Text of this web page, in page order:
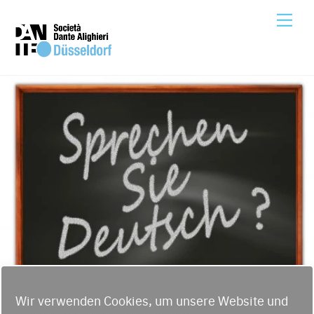
Wir verwenden Cookies, um unsere Website und
content